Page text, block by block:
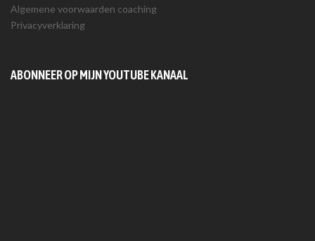
Algemene voorwaarden coaching
Privacyverklaring
ABONNEER OP MIJN YOUTUBE KANAAL